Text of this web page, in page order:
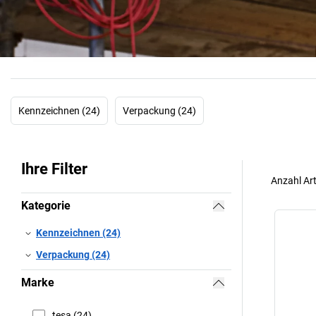
Kennzeichnen (24) Verpackung (24)
Ihre Filter
Kategorie
Kennzeichnen (24)
Verpackung (24)
Marke
Anzahl